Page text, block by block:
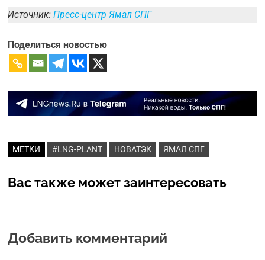
Источник:Пресс-центр Ямал СПГ
Поделиться новостью
МЕТКИ #LNG-PLANT НОВАТЭК ЯМАЛ СПГ
Вас также может заинтересовать
Добавить комментарий